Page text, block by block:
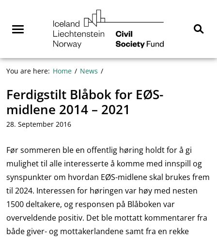
contentMenuNorway
You are here: Home News
Ferdigstilt Blåbok for EØS-
midlene 2014 – 2021
28. September 2016
Før sommeren ble en offentlig høring holdt for å gi
mulighet til alle interesserte å komme med innspill og
synspunkter om hvordan EØS-midlene skal brukes frem
til 2024. Interessen for høringen var høy med nesten
1500 deltakere, og responsen på Blåboken var
overveldende positiv. Det ble mottatt kommentarer fra
både giver- og mottakerlandene samt fra en rekke